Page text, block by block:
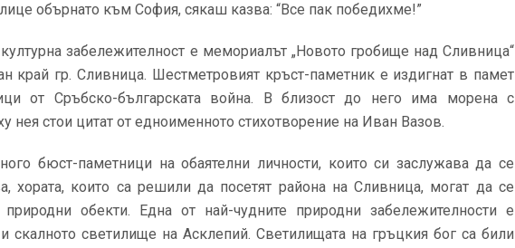
обърнато към София, сякаш казва: “Все пак победихме!”
забележителност е мемориалът „Новото гробище над Сливница“
край гр. Сливница. Шестметровият кръст-паметник е издигнат в памет
от Сръбско-българската война. В близост до него има морена с
нея стои цитат от едноименното стихотворение на Иван Вазов.
бюст-паметници на обаятелни личности, които си заслужава да се
хората, които са решили да посетят района на Сливница, могат да се
обекти. Една от най-чудните природни забележителности е
скалното светилище на Асклепий. Светилищата на гръцкия бог са били